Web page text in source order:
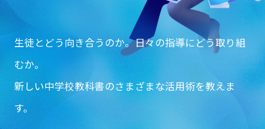
生徒とどう向き合うのか。日々の指導にどう取り組
むか。
新しい中学校教科書のさまざまな活用術を教えま
す。